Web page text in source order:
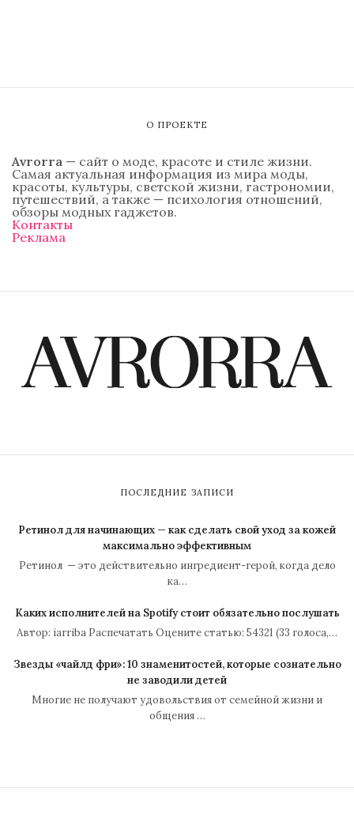
О ПРОЕКТЕ
Avrorra — сайт о моде, красоте и стиле жизни.
Самая актуальная информация из мира моды,
красоты, культуры, светской жизни, гастрономии,
путешествий, а также — психология отношений,
обзоры модных гаджетов.
Контакты
Реклама
ПОСЛЕДНИЕ ЗАПИСИ
Ретинол для начинающих — как сделать свой уход за кожей
максимально эффективным
Ретинол — это действительно ингредиент-герой, когда дело
ка…
Каких исполнителей на Spotify стоит обязательно послушать
Автор: iarriba Распечатать Оцените статью: 54321 (33 голоса,…
Звезды «чайлд фри»: 10 знаменитостей, которые сознательно
не заводили детей
Многие не получают удовольствия от семейной жизни и
общения …